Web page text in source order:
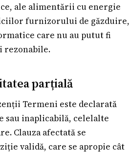
ale alimentării cu energie
furnizorului de găzduire,
care nu au putut fi
rezonabile.
parțială
Termeni este declarată
sau inaplicabilă, celelalte
Clauza afectată se
validă, care se apropie cât